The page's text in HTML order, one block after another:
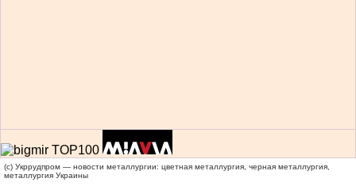
(c) Укррудпром — новости металлургии: цветная металлургия, черная металлургия,
металлургия Украины